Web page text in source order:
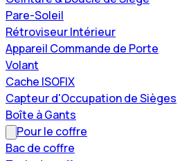
Pare-Soleil
Rétroviseur Intérieur
Appareil Commande de Porte
Volant
Cache ISOFIX
Capteur d'Occupation de Sièges
Boîte à Gants
Pour le coffre
Bac de coffre